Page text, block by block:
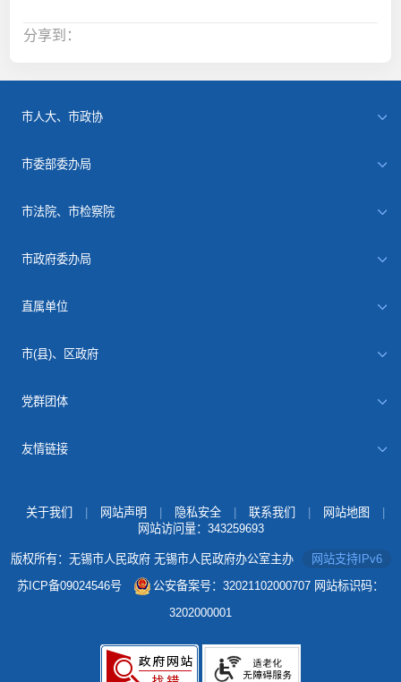
分享到：
市人大、市政协
市委部委办局
市法院、市检察院
市政府委办局
直属单位
市(县)、区政府
党群团体
友情链接
关于我们 | 网站声明 | 隐私安全 | 联系我们 | 网站地图
|
网站访问量： 343259693
版权所有：无锡市人民政府 无锡市人民政府办公室主办
网站支持IPv6
苏ICP备09024546号
公安备案号：32021102000707 网站标识码：
3202000001